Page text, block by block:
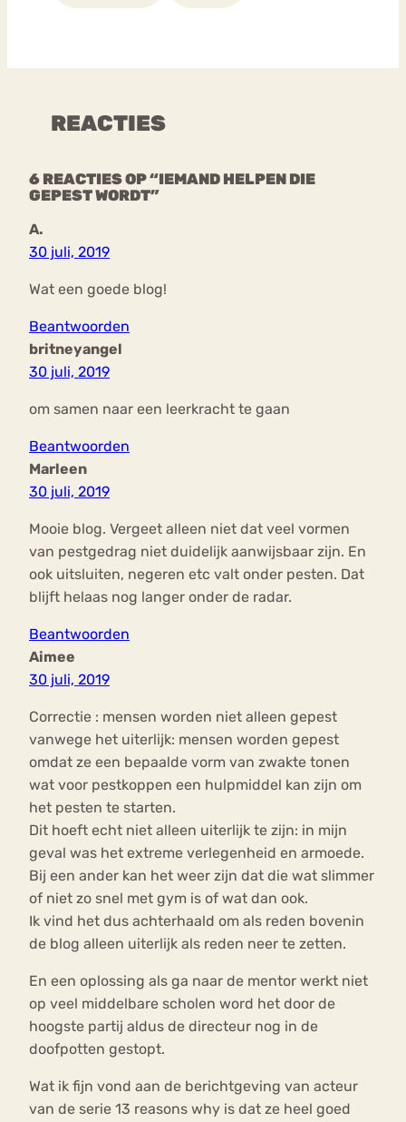
REACTIES
6 REACTIES OP “IEMAND HELPEN DIE
GEPEST WORDT”
A.
30 juli, 2019
Wat een goede blog!
Beantwoorden
britneyangel
30 juli, 2019
om samen naar een leerkracht te gaan
Beantwoorden
Marleen
30 juli, 2019
Mooie blog. Vergeet alleen niet dat veel vormen
van pestgedrag niet duidelijk aanwijsbaar zijn. En
ook uitsluiten, negeren etc valt onder pesten. Dat
blijft helaas nog langer onder de radar.
Beantwoorden
Aimee
30 juli, 2019
Correctie : mensen worden niet alleen gepest
vanwege het uiterlijk: mensen worden gepest
omdat ze een bepaalde vorm van zwakte tonen
wat voor pestkoppen een hulpmiddel kan zijn om
het pesten te starten.
Dit hoeft echt niet alleen uiterlijk te zijn: in mijn
geval was het extreme verlegenheid en armoede.
Bij een ander kan het weer zijn dat die wat slimmer
of niet zo snel met gym is of wat dan ook.
Ik vind het dus achterhaald om als reden bovenin
de blog alleen uiterlijk als reden neer te zetten.
En een oplossing als ga naar de mentor werkt niet
op veel middelbare scholen word het door de
hoogste partij aldus de directeur nog in de
doofpotten gestopt.
Wat ik fijn vond aan de berichtgeving van acteur
van de serie 13 reasons why is dat ze heel goed